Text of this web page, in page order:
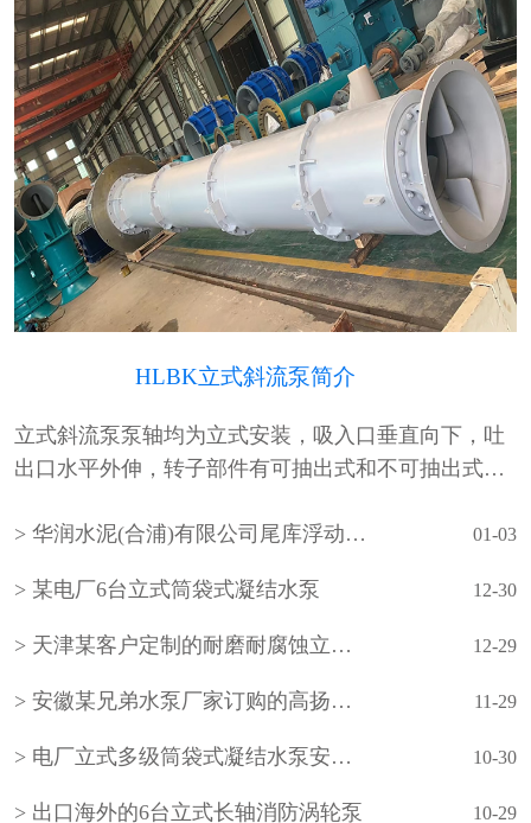
HLBK立式斜流泵简介
立式斜流泵泵轴均为立式安装，吸入口垂直向下，吐
出口水平外伸，转子部件有可抽出式和不可抽出式两
通常为一级，根据需要也可设计成多级。泵的轴承采
华润水泥(合浦)有限公司尾库浮动式取水泵站立式长轴泵安装现场 01-03
某电厂6台立式筒袋式凝结水泵 12-30
天津某客户定制的耐磨耐腐蚀立式长轴泵 12-29
安徽某兄弟水泵厂家订购的高扬程立式长轴泵 11-29
电厂立式多级筒袋式凝结水泵安装现场 10-30
出口海外的6台立式长轴消防涡轮泵 10-29